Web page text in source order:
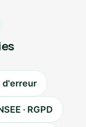
d'erreur
· RGPD